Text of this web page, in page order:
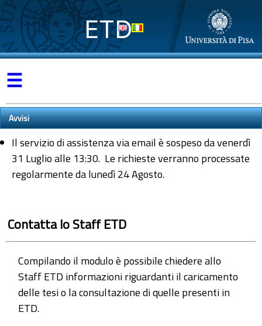
ETD
☰
Avvisi
Il servizio di assistenza via email è sospeso da venerdì
31 Luglio alle 13:30. Le richieste verranno processate
regolarmente da lunedì 24 Agosto.
Contatta lo Staff ETD
Compilando il modulo è possibile chiedere allo
Staff ETD informazioni riguardanti il caricamento
delle tesi o la consultazione di quelle presenti in
ETD.